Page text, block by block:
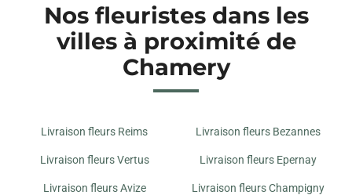
JH FLEURS
33 AVENUE SARAH BERNHARDT 33 AVENUE SARAH
BERNHARDT
51430 TINQUEUX
AU JARDIN FLEURI
Nos fleuristes dans les
villes à proximité de
Chamery
Livraison fleurs Reims Livraison fleurs Bezannes
Livraison fleurs Vertus Livraison fleurs Epernay
Livraison fleurs Avize Livraison fleurs Champigny